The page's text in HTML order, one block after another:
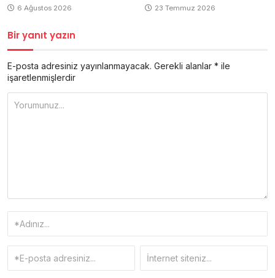
6 Ağustos 2026 23 Temmuz 2026
Bir yanıt yazın
E-posta adresiniz yayınlanmayacak. Gerekli alanlar * ile
işaretlenmişlerdir